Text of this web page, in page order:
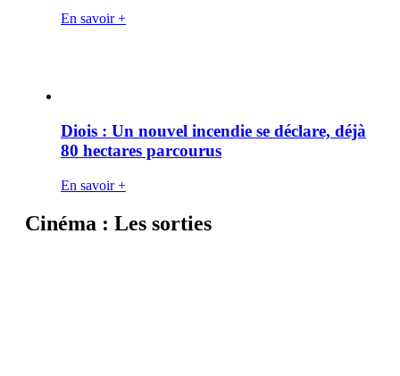
En savoir +
Diois : Un nouvel incendie se déclare, déjà
80 hectares parcourus
En savoir +
Cinéma : Les sorties